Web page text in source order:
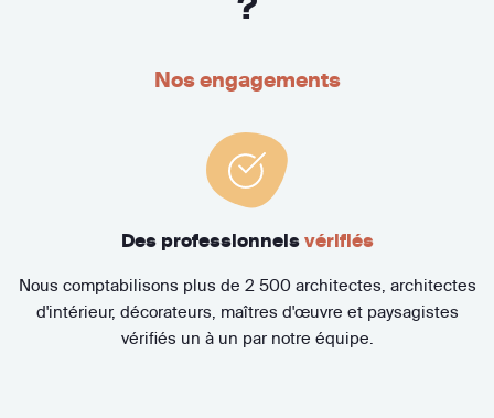
Nos engagements
Des professionnels vérifiés
Nous comptabilisons plus de 2 500 architectes, architectes
d'intérieur, décorateurs, maîtres d'œuvre et paysagistes
vérifiés un à un par notre équipe.